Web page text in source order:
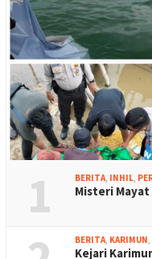
1 BERITA, INHIL,
Misteri
BERITA, KARIMUN,
Kejari